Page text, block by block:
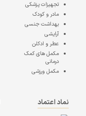
تجهیزات پزشکی
مادر و کودک
بهداشت جنسی
آرایشی
عطر و ادکلن
مکمل های کمک
درمانی
مکمل ورزشی
نماد اعتماد